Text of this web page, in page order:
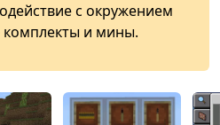
с окружением
и мины.